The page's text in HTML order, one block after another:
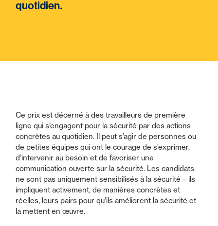
quotidien.
Ce prix est décerné à des travailleurs de première
ligne qui s’engagent pour la sécurité par des actions
concrètes au quotidien. Il peut s’agir de personnes ou
de petites équipes qui ont le courage de s’exprimer,
d’intervenir au besoin et de favoriser une
communication ouverte sur la sécurité. Les candidats
ne sont pas uniquement sensibilisés à la sécurité – ils
impliquent activement, de manières concrètes et
réelles, leurs pairs pour qu’ils améliorent la sécurité et
la mettent en œuvre.